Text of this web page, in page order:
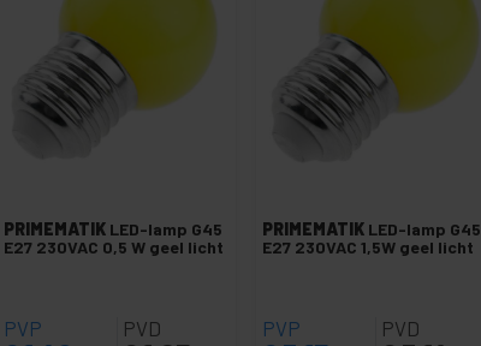
PRIMEMATIK LED-lamp G45
E27 230VAC 0,5 W geel licht
PVP PVD
PRIMEMATIK LED-lamp G45
E27 230VAC 1,5W geel licht
PVP PVD